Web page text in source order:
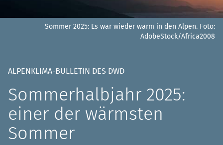
Sommer 2025: Es war wieder warm in den Alpen. Foto:
AdobeStock/Africa2008
ALPENKLIMA-BULLETIN DES DWD
Sommerhalbjahr 2025:
einer der wärmsten
Sommer